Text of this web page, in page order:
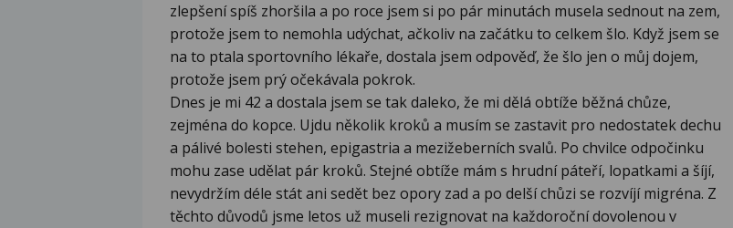
zlepšení spíš zhoršila a po roce jsem si po pár minutách musela sednout na zem,
protože jsem to nemohla udýchat, ačkoliv na začátku to celkem šlo. Když jsem se
na to ptala sportovního lékaře, dostala jsem odpověď, že šlo jen o můj dojem,
protože jsem prý očekávala pokrok.
Dnes je mi 42 a dostala jsem se tak daleko, že mi dělá obtíže běžná chůze,
zejména do kopce. Ujdu několik kroků a musím se zastavit pro nedostatek dechu
a pálivé bolesti stehen, epigastria a mezižeberních svalů. Po chvilce odpočinku
mohu zase udělat pár kroků. Stejné obtíže mám s hrudní páteří, lopatkami a šíjí,
nevydržím déle stát ani sedět bez opory zad a po delší chůzi se rozvíjí migréna. Z
těchto důvodů jsme letos už museli rezignovat na každoroční dovolenou v